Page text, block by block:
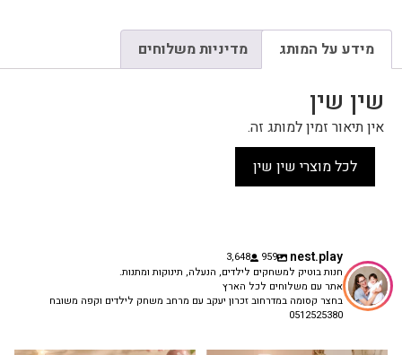
מידע על המותג מדיניות משלוחים
שין שין
אין תיאור זמין למותג זה.
לכל מוצרי שין שין
nest.play
959
3,648
חנות בוטיק למשחקים לילדים, הנעלה, תינוקות ומתנות.
אתר עם משלוחים לכל הארץ
בחצר קסומה במדרחוב זכרון יעקב עם מרחב משחק לילדים וקפה משובח
0512525380